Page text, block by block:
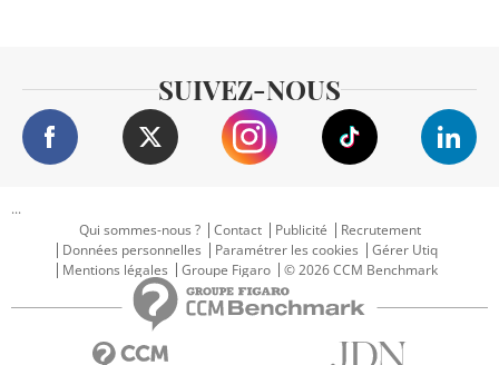
SUIVEZ-NOUS
...
Qui sommes-nous ?
Contact Publicité
Recrutement
Données personnelles
Paramétrer les cookies
Gérer Utiq
Mentions légales
Groupe Figaro © 2026 CCM Benchmark